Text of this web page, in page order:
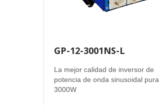
GP-12-3001NS-L
La mejor calidad de inversor de
potencia de onda sinusoidal pura
3000W